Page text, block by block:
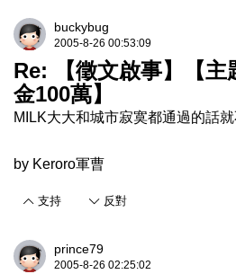
buckybug
2005-8-26 00:53:09
Re: 【徵文啟事】【主
金100萬】
MILK大大和城市寂寞都通過的話
by Keroro軍曹
支持 反對
prince79
2005-8-26 02:25:02